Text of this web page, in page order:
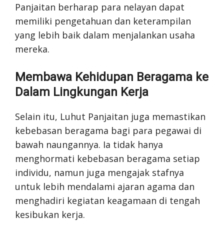
Panjaitan berharap para nelayan dapat
memiliki pengetahuan dan keterampilan
yang lebih baik dalam menjalankan usaha
mereka.
Membawa Kehidupan Beragama ke
Dalam Lingkungan Kerja
Selain itu, Luhut Panjaitan juga memastikan
kebebasan beragama bagi para pegawai di
bawah naungannya. Ia tidak hanya
menghormati kebebasan beragama setiap
individu, namun juga mengajak stafnya
untuk lebih mendalami ajaran agama dan
menghadiri kegiatan keagamaan di tengah
kesibukan kerja.